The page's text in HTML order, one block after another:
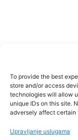
To provide the best
store and/or access
technologies will allow
unique IDs on this site.
adversely affect certain
Upravljanje uslugama